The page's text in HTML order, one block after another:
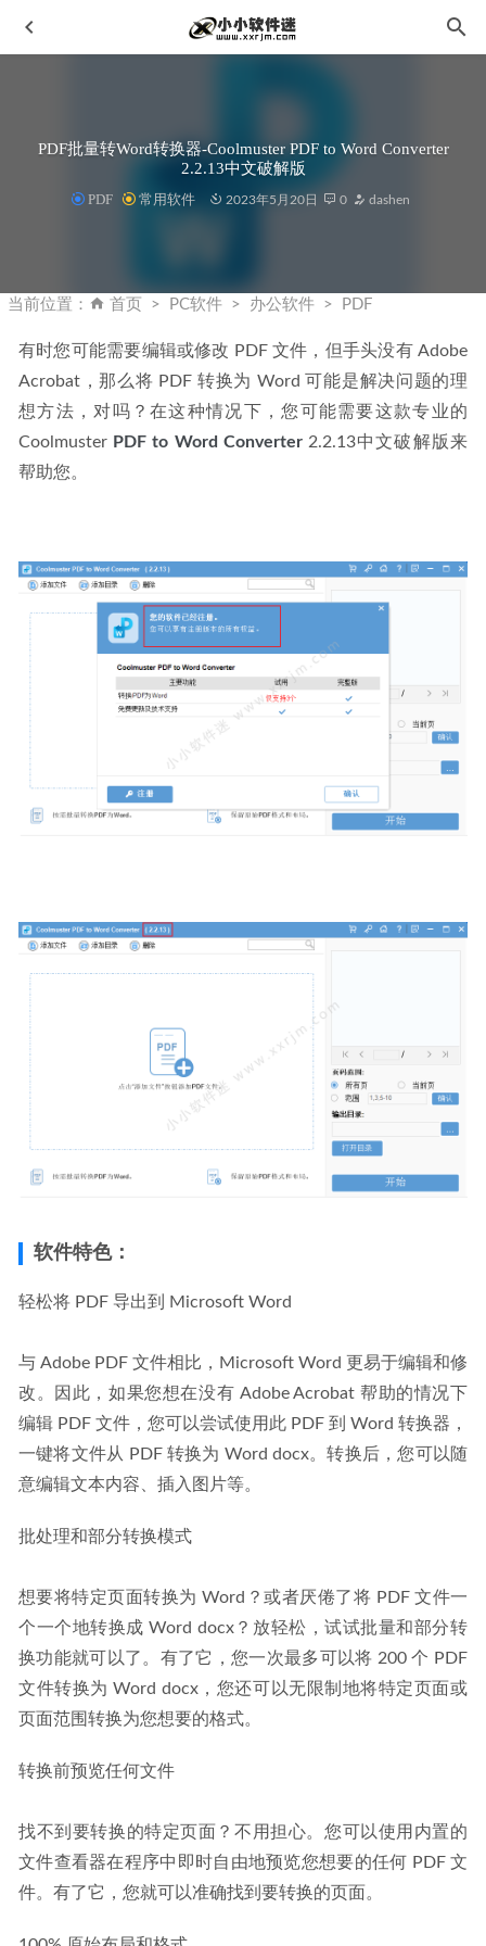
PDF批量转Word转换器-Coolmuster PDF to Word Converter
2.2.13中文破解版
PDF 常用软件 2023年5月20日 0 dashen
当前位置： 首页 PC软件 办公软件 PDF
有时您可能需要编辑或修改 PDF 文件，但手头没有 Adob​​e
Acrobat，那么将 PDF 转换为 Word 可能是解决问题的理
想方法，对吗？在这种情况下，您可能需要这款专业的
Coolmuster PDF to Word Converter 2.2.13中文破解版来
帮助您。
软件特色：
轻松将 PDF 导出到 Microsoft Word
与 Adob​​e PDF 文件相比，Microsoft Word 更易于编辑和修
改。因此，如果您想在没有 Adob​​e Acrobat 帮助的情况下
编辑 PDF 文件，您可以尝试使用此 PDF 到 Word 转换器，
一键将文件从 PDF 转换为 Word docx。转换后，您可以随
意编辑文本内容、插入图片等。
批处理和部分转换模式
想要将特定页面转换为 Word？或者厌倦了将 PDF 文件一
个一个地转换成 Word docx？放轻松，试试批量和部分转
换功能就可以了。有了它，您一次最多可以将 200 个 PDF
文件转换为 Word docx，您还可以无限制地将特定页面或
页面范围转换为您想要的格式。
转换前预览任何文件
找不到要转换的特定页面？不用担心。您可以使用内置的
文件查看器在程序中即时自由地预览您想要的任何 PDF 文
件。有了它，您就可以准确找到要转换的页面。
IDM_UltraEdit中文破解版v32.2.0.24绿色版 2026-06-04
02-16
Windows 10 LTSB 2016 Build 14393.3630 2020-04-15
mathematica 8.0 简体中文版下载地址和安装教程 2019-11-25